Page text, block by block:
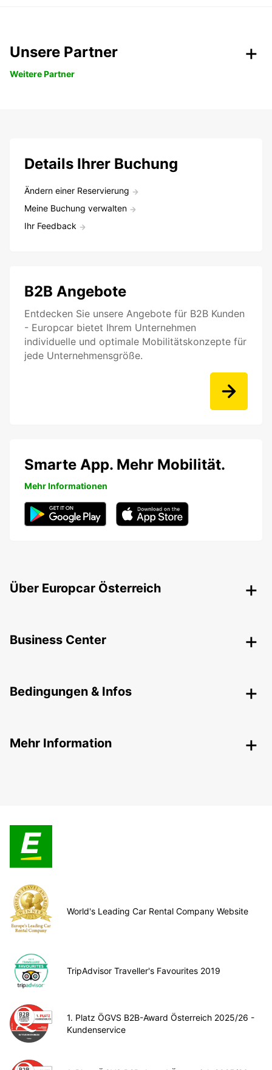
Unsere Partner
Weitere Partner
Details Ihrer Buchung
Ändern einer Reservierung
Meine Buchung verwalten
Ihr Feedback
B2B Angebote
Entdecken Sie unsere Angebote für B2B Kunden
- Europcar bietet Ihrem Unternehmen
individuelle und optimale Mobilitätskonzepte für
jede Unternehmensgröße.
Smarte App. Mehr Mobilität.
Mehr Informationen
Über Europcar Österreich
Business Center
Bedingungen & Infos
Mehr Information
World's Leading Car Rental Company Website
TripAdvisor Traveller's Favourites 2019
1. Platz ÖGVS B2B-Award Österreich 2025/26 -
Kundenservice